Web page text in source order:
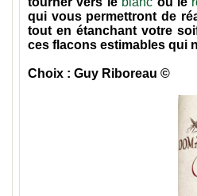
qui vous permettront de
tout en étanchant votre
ces flacons estimables qui
Choix : Guy Riboreau ©